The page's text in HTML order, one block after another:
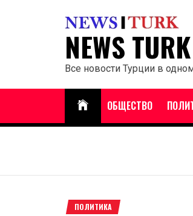
NEWS
Все новости Турции в
ОБЩЕСТВО
ПОЛИТИКА